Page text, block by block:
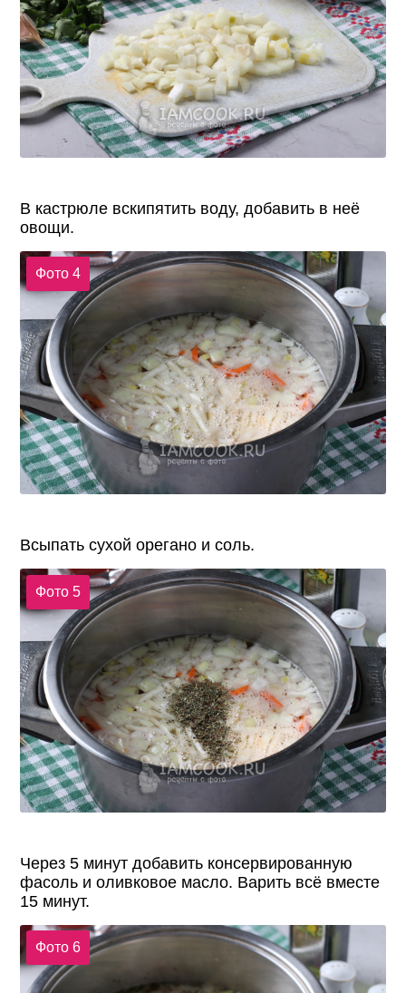
В кастрюле вскипятить воду, добавить в неё
овощи.
Фото 4
Всыпать сухой орегано и соль.
Фото 5
Через 5 минут добавить консервированную
фасоль и оливковое масло. Варить всё вместе
15 минут.
Фото 6